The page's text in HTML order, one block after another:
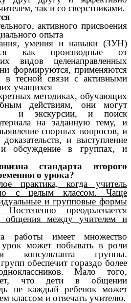
так и со сверстниками.
активного присвоения
опыта
умения и навыки (ЗУН)
как производные от
видов целенаправленных
формируются, применяются
в тесной связи с активными
учащихся
методиках, обучающих
действиям, они могут
и экскурсии, и поиск
на заданную тему, и
спорных вопросов, и
и выступление
и обсуждение в группах, и
стандарта второго
урока?
практика, когда учитель
с целым классом. Чаще
и групповые формы
преодолевается
общения между учителем и
работы имеет множество
может побывать в роли
консультанта группы.
обеспечит гораздо более
Мало того,
что дети в общении
не каждый ребенок может
классом и отвечать учителю.